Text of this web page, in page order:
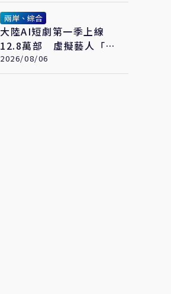
兩岸、綜合
大陸AI短劇第一季上線
12.8萬部 虛擬藝人「方
桃子」接拍美瞳廣告
2026/08/06